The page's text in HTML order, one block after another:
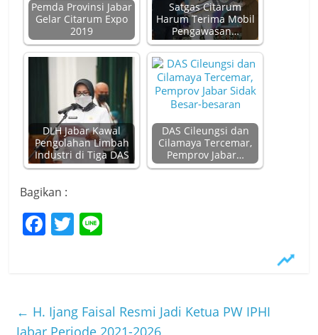
Pemda Provinsi Jabar
Gelar Citarum Expo
2019
Satgas Citarum
Harum Terima Mobil
Pengawasan…
DLH Jabar Kawal
Pengolahan Limbah
Industri di Tiga DAS
DAS Cileungsi dan
Cilamaya Tercemar,
Pemprov Jabar…
Bagikan :
F
b
T
← H. Ijang Faisal Resmi Jadi Ketua PW IPHI